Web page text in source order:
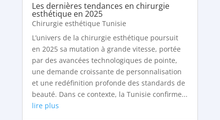
Les dernières tendances en chirurgie
esthétique en 2025
Chirurgie esthétique Tunisie
L’univers de la chirurgie esthétique poursuit
en 2025 sa mutation à grande vitesse, portée
par des avancées technologiques de pointe,
une demande croissante de personnalisation
et une redéfinition profonde des standards de
beauté. Dans ce contexte, la Tunisie confirme...
lire plus